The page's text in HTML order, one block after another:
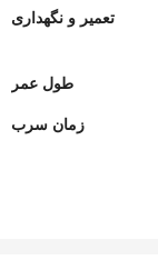
تعمیر و نگهداری
طول عمر
زمان سرب